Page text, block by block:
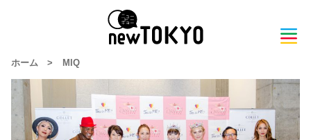
ホーム > MIQ